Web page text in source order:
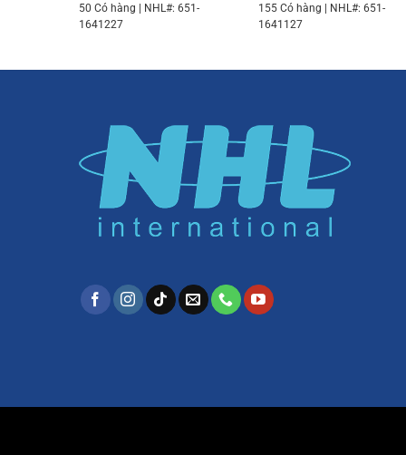
50 Có hàng | NHL#: 651-
1641227
155 Có hàng | NHL#: 651-
1641127